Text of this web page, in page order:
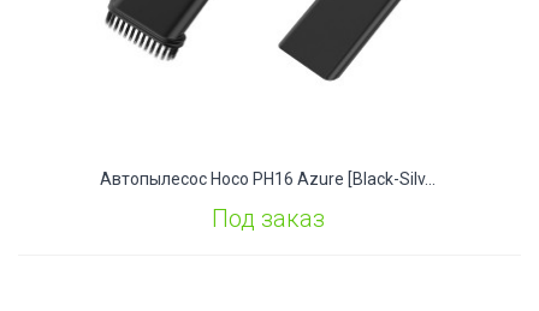
Автопылесос Hoco PH16 Azure [black-Silv...
Под заказ